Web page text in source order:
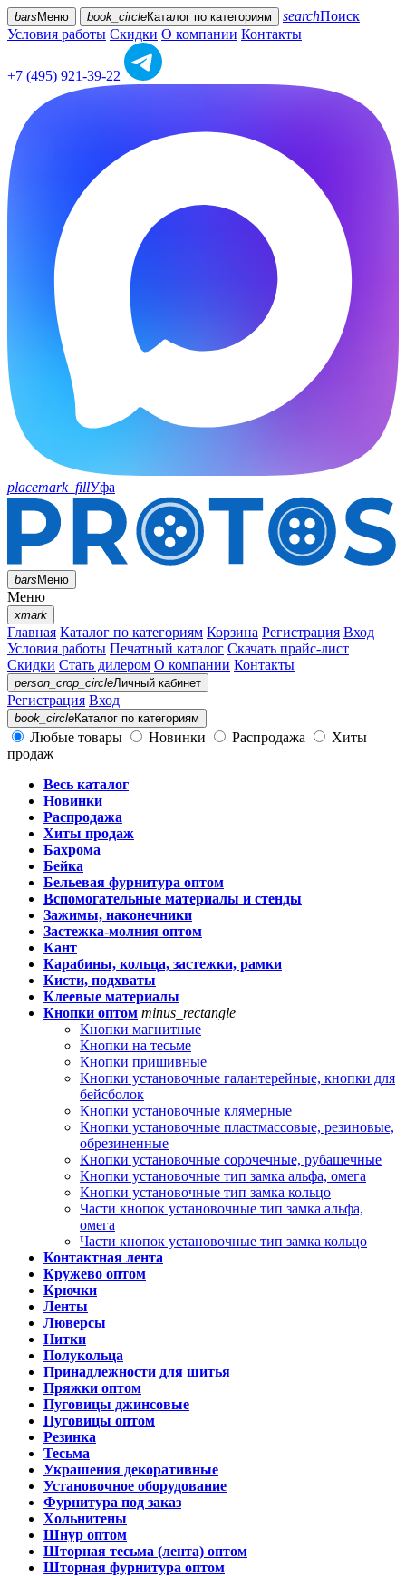
bars Меню book_circleКаталог по категориям searchПоиск
Условия работы Скидки О компании Контакты
+7 (495) 921-39-22
placemark_fillУфа
barsМеню
Меню
xmark
Главная Каталог по категориям Корзина Регистрация Вход
Условия работы Печатный каталог Скачать прайс-лист
Скидки Стать дилером О компании Контакты
person_crop_circleЛичный кабинет
Регистрация Вход
book_circleКаталог по категориям
Любые товары Новинки Распродажа
Хиты
продаж
Весь каталог
Новинки
Распродажа
Хиты продаж
Бахрома
Бейка
Бельевая фурнитура оптом
Вспомогательные материалы и стенды
Зажимы, наконечники
Застежка-молния оптом
Кант
Карабины, кольца, застежки, рамки
Кисти, подхваты
Клеевые материалы
Кнопки оптом minus_rectangle
Кнопки магнитные
Кнопки на тесьме
Кнопки пришивные
Кнопки установочные галантерейные, кнопки для
бейсболок
Кнопки установочные клямерные
Кнопки установочные пластмассовые, резиновые,
обрезиненные
Кнопки установочные сорочечные, рубашечные
Кнопки установочные тип замка альфа, омега
Кнопки установочные тип замка кольцо
Части кнопок установочные тип замка альфа,
омега
Части кнопок установочные тип замка кольцо
Контактная лента
Кружево оптом
Крючки
Ленты
Люверсы
Нитки
Полукольца
Принадлежности для шитья
Пряжки оптом
Пуговицы джинсовые
Пуговицы оптом
Резинка
Тесьма
Украшения декоративные
Установочное оборудование
Фурнитура под заказ
Хольнитены
Шнур оптом
Шторная тесьма (лента) оптом
Шторная фурнитура оптом